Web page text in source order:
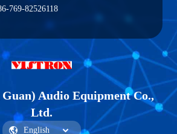
769-82526118
Audio Equipment Co.,
Ltd.